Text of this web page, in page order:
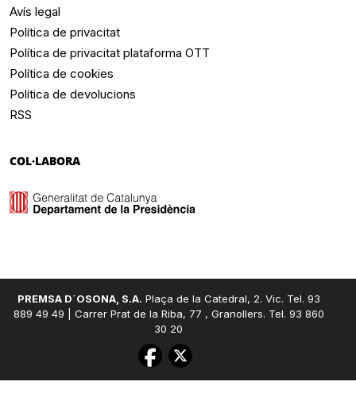
Avís legal
Política de privacitat
Política de privacitat plataforma OTT
Política de cookies
Política de devolucions
RSS
COL·LABORA
PREMSA D´OSONA, S.A. Plaça de la Catedral, 2. Vic. Tel. 93
889 49 49 | Carrer Prat de la Riba, 77 , Granollers. Tel. 93 860
30 20